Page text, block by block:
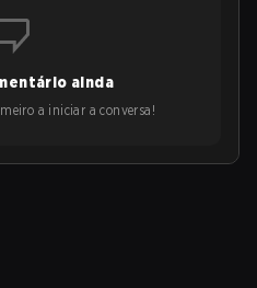
ainda
a iniciar a conversa!